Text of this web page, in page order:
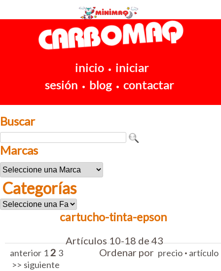
inicio • iniciar
sesión • blog • contactar
Buscar
Marcas
Categorías
cartucho-tinta-epson
Artículos 10-18 de 43
anterior 12 3
>> siguiente
Ordenar por precio · artículo